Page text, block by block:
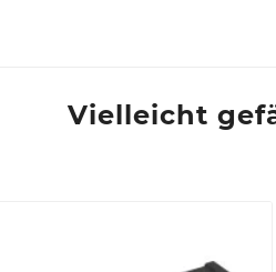
Vielleicht